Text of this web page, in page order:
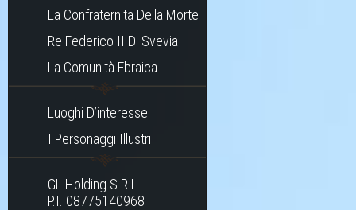
La Confraternita Della Morte
Re Federico II Di Svevia
La Comunità Ebraica
Luoghi D’interesse
I Personaggi Illustri
GL Holding S.r.l.
P.I. 08775140968